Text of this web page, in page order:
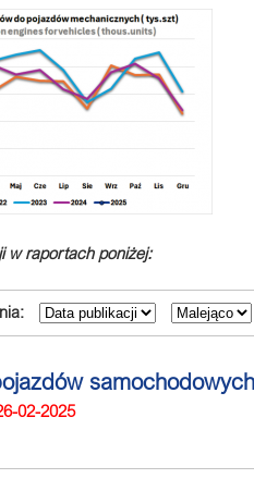
w raportach poniżej:
02-2025